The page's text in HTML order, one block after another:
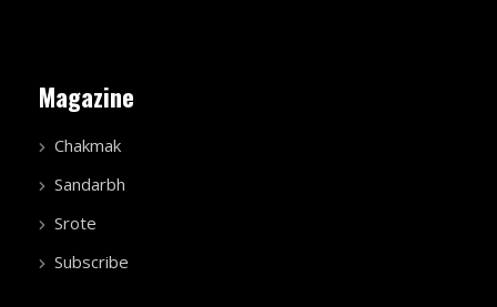
Magazine
Chakmak
Sandarbh
Srote
Subscribe